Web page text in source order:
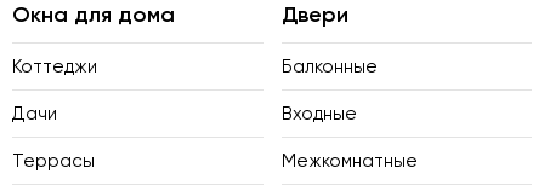
Окна для дома
Коттеджи
Дачи
Террасы
Двери
Балконные
Входные
Межкомнатные